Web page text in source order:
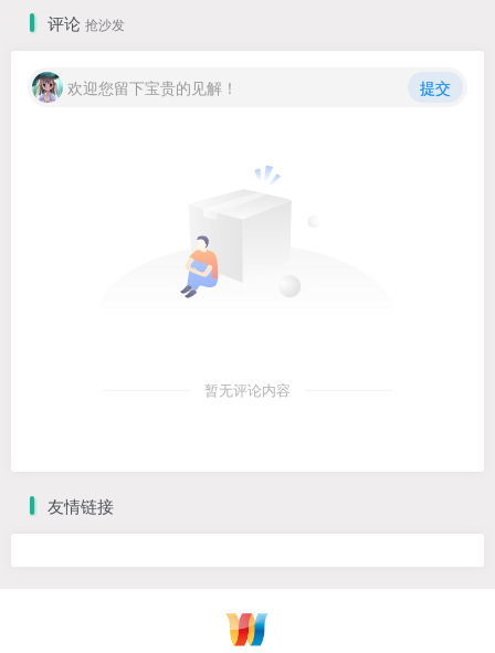
评论 抢沙发
欢迎您留下宝贵的见解！ 提交
暂无评论内容
友情链接